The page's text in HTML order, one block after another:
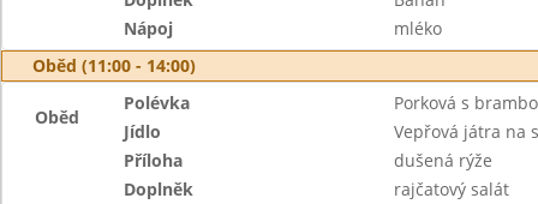
Nápoj
mléko
Oběd (11:00 - 14:00)
Oběd
Polévka
Porková s
Jídlo
Vepřová játra na
Příloha
dušená rýže
Doplněk
rajčatový salát